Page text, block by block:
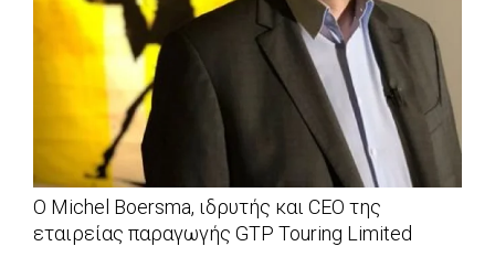
O Michel Boersma, ιδρυτής και CEO της
εταιρείας παραγωγής GTP Touring Limited